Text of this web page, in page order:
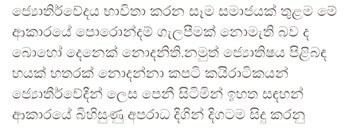
ජ්‍යොතිර්වේදය භාවිතා කරන සෑම සමාජයක් තුළම මේ
ආකාරයේ පොරොන්දම් ගැලපීමක් නොමැති බව ද
බොහෝ දෙනෙක් නොදනිති.නමුත් ජ්‍යොතිෂය පිළිබඳ
හයක් හතරක් නොදන්නා කපටි කයිරාටිකයන්
ජ්‍යොතීර්වේදීන් ලෙස පෙනී සිටිමින් ඉහත සඳහන්
ආකාරයේ බිහිසුණු අපරාධ දිගින් දිගටම සිදු කරනු